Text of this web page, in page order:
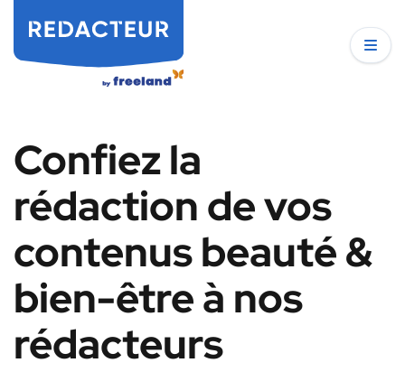
Confiez la
rédaction de vos
contenus beauté &
bien-être à nos
rédacteurs